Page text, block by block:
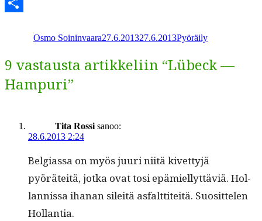
Telegram
Osmo Soininvaara27.6.201327.6.2013Pyöräily
9 vastausta artikkeliin “Lübeck —
Hampuri”
Tita Rossi sanoo:
28.6.2013 2:24
Bel­gias­sa on myös juuri niitä kivet­tyjä
pyöräteitä, jot­ka ovat tosi epämiel­lyt­täviä. Hol­
lan­nis­sa ihanan sileitä asfalt­titeitä. Suosit­te­len
Hollantia.